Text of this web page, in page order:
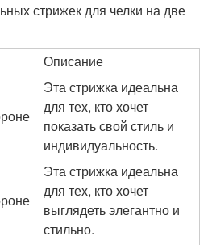
стрижек для челки на две
Описание
Эта стрижка идеальна
для тех, кто хочет
показать свой стиль и
индивидуальность.
Эта стрижка идеальна
для тех, кто хочет
выглядеть элегантно и
стильно.